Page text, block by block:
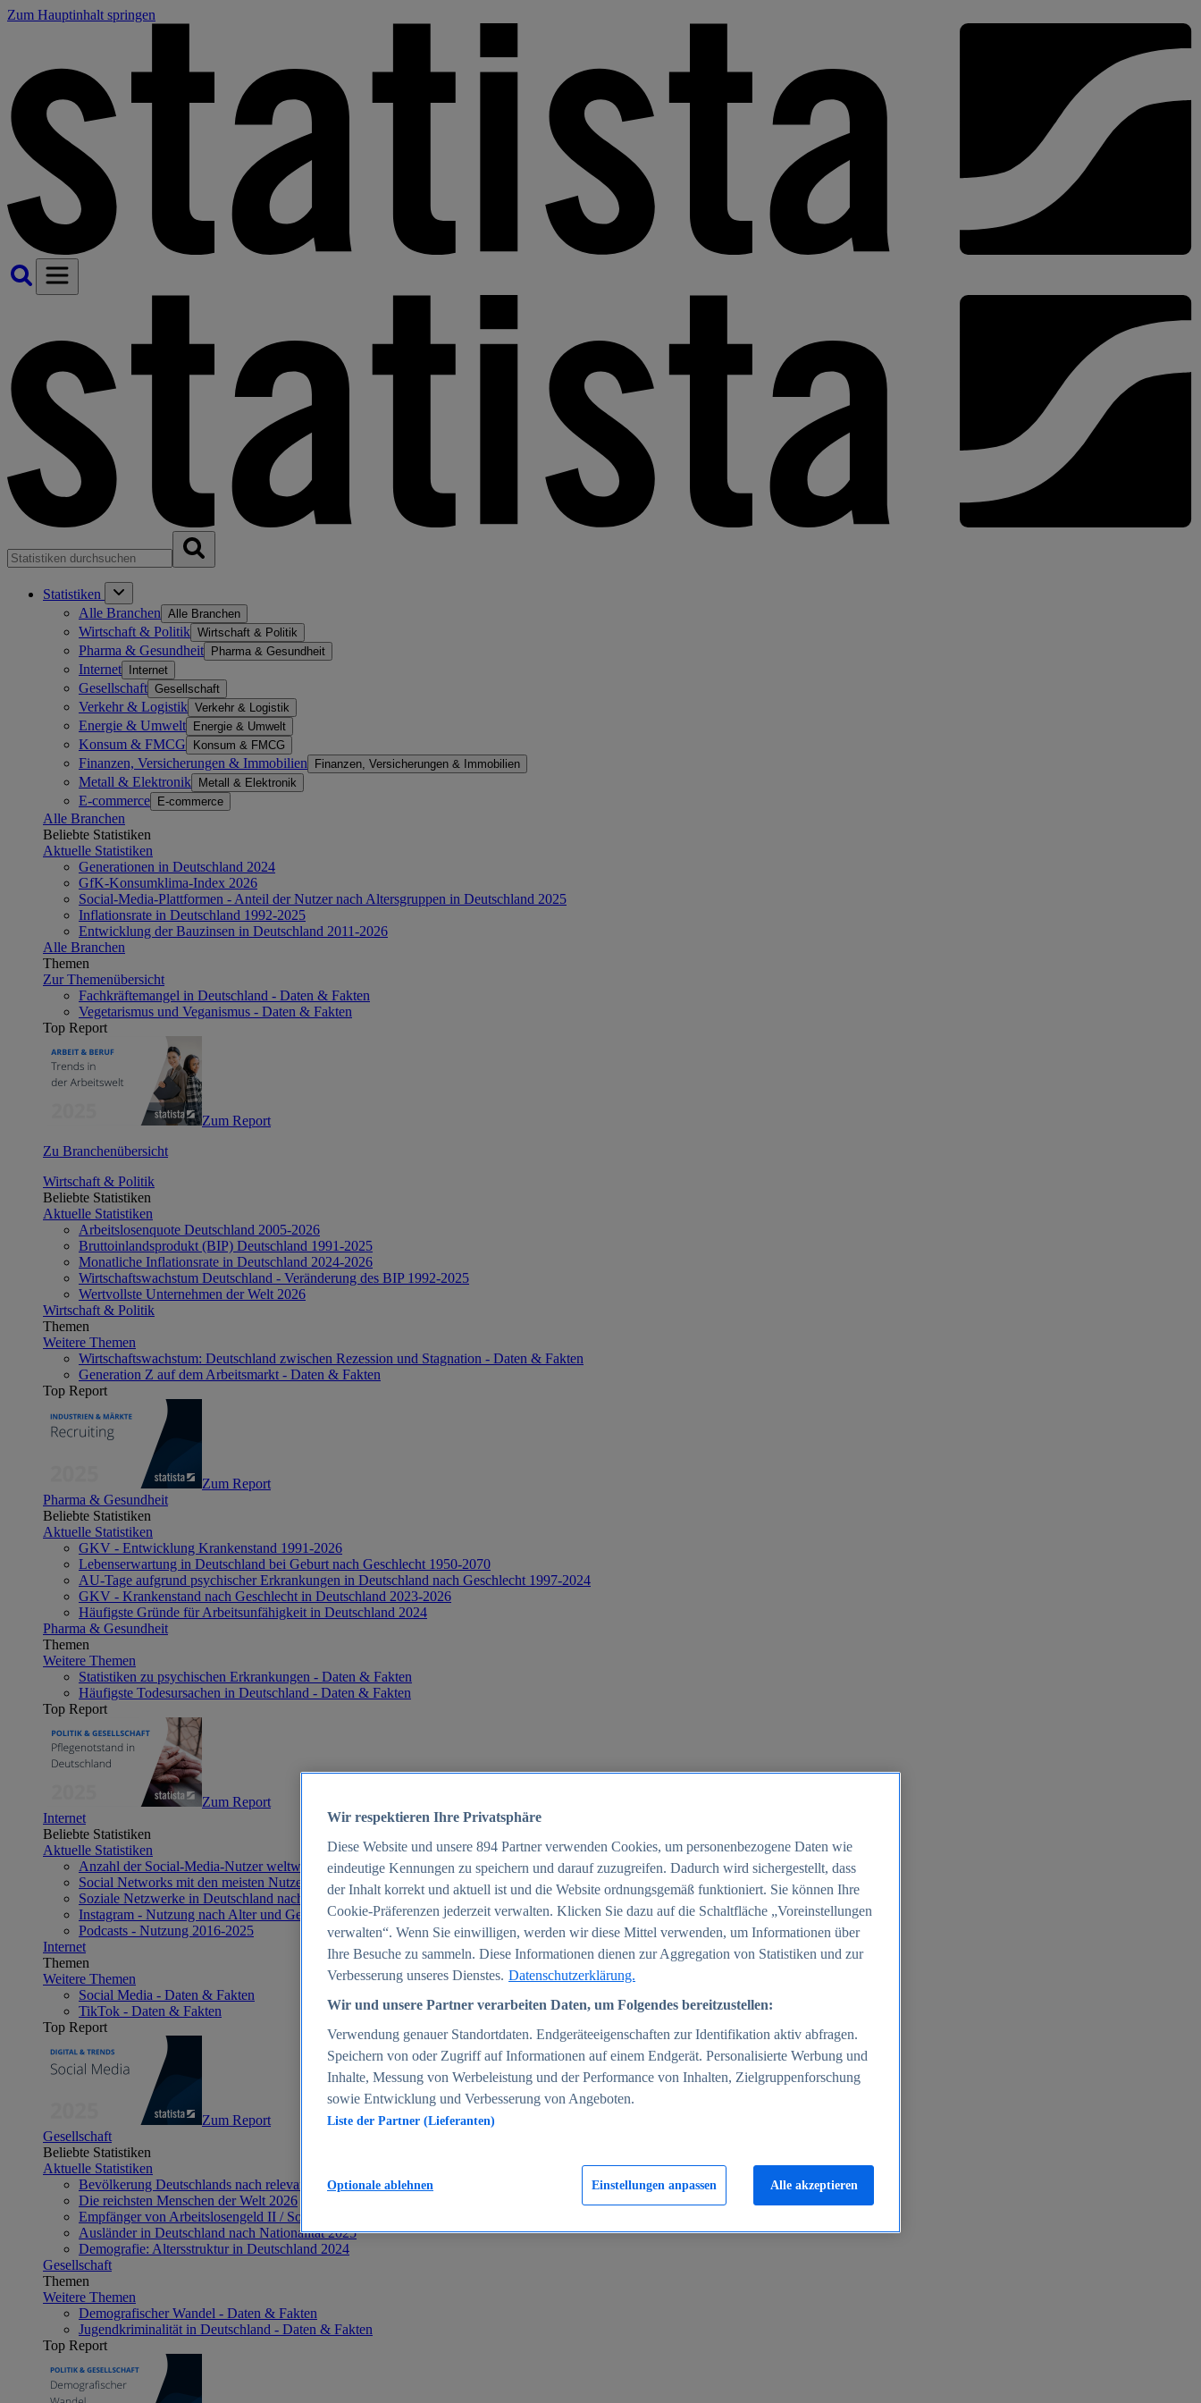
Zum Hauptinhalt springen
Statistiken
Alle Branchen Alle Branchen
Wirtschaft & Politik Wirtschaft & Politik
Pharma & Gesundheit Pharma & Gesundheit
Internet Internet
Gesellschaft Gesellschaft
Verkehr & Logistik Verkehr & Logistik
Energie & Umwelt Energie & Umwelt
Konsum & FMCG Konsum & FMCG
Finanzen, Versicherungen & Immobilien Finanzen, Versicherungen & Immobilien
Metall & Elektronik Metall & Elektronik
E-commerce E-commerce
Alle Branchen
Beliebte Statistiken
Aktuelle Statistiken
Generationen in Deutschland 2024
GfK-Konsumklima-Index 2026
Social-Media-Plattformen - Anteil der Nutzer nach Altersgruppen in Deutschland 2025
Inflationsrate in Deutschland 1992-2025
Entwicklung der Bauzinsen in Deutschland 2011-2026
Alle Branchen
Themen
Zur Themenübersicht
Fachkräftemangel in Deutschland - Daten & Fakten
Vegetarismus und Veganismus - Daten & Fakten
Top Report
Zum Report
Zu Branchenübersicht
Wirtschaft & Politik
Beliebte Statistiken
Aktuelle Statistiken
Arbeitslosenquote Deutschland 2005-2026
Bruttoinlandsprodukt (BIP) Deutschland 1991-2025
Monatliche Inflationsrate in Deutschland 2024-2026
Wirtschaftswachstum Deutschland - Veränderung des BIP 1992-2025
Wertvollste Unternehmen der Welt 2026
Wirtschaft & Politik
Themen
Weitere Themen
Wirtschaftswachstum: Deutschland zwischen Rezession und Stagnation - Daten & Fakten
Generation Z auf dem Arbeitsmarkt - Daten & Fakten
Top Report
Zum Report
Pharma & Gesundheit
Beliebte Statistiken
Aktuelle Statistiken
GKV - Entwicklung Krankenstand 1991-2026
Lebenserwartung in Deutschland bei Geburt nach Geschlecht 1950-2070
AU-Tage aufgrund psychischer Erkrankungen in Deutschland nach Geschlecht 1997-2024
GKV - Krankenstand nach Geschlecht in Deutschland 2023-2026
Häufigste Gründe für Arbeitsunfähigkeit in Deutschland 2024
Pharma & Gesundheit
Themen
Weitere Themen
Statistiken zu psychischen Erkrankungen - Daten & Fakten
Häufigste Todesursachen in Deutschland - Daten & Fakten
Top Report
Zum Report
Internet
Beliebte Statistiken
Aktuelle Statistiken
Anzahl der Social-Media-Nutzer weltweit 2012-2025
Social Networks mit den meisten Nutzern weltweit 2025
Soziale Netzwerke in Deutschland nach Generationen 2025
Instagram - Nutzung nach Alter und Geschlecht in Deutschland 2025
Podcasts - Nutzung 2016-2025
Internet
Themen
Weitere Themen
Social Media - Daten & Fakten
TikTok - Daten & Fakten
Top Report
Zum Report
Gesellschaft
Beliebte Statistiken
Aktuelle Statistiken
Bevölkerung Deutschlands nach relevanten Altersgruppen 2024
Die reichsten Menschen der Welt 2026
Empfänger von Arbeitslosengeld II / Sozialgeld / Bürgergeld in Deutschland 2005-2025
Ausländer in Deutschland nach Nationalität 2025
Demografie: Altersstruktur in Deutschland 2024
Gesellschaft
Themen
Weitere Themen
Demografischer Wandel - Daten & Fakten
Jugendkriminalität in Deutschland - Daten & Fakten
Top Report
Wir respektieren Ihre Privatsphäre
Diese Website und unsere 894 Partner verwenden Cookies, um personenbezogene Daten wie
eindeutige Kennungen zu speichern und darauf zuzugreifen. Dadurch wird sichergestellt, dass
der Inhalt korrekt und aktuell ist und die Website ordnungsgemäß funktioniert. Sie können Ihre
Cookie-Präferenzen jederzeit verwalten. Klicken Sie dazu auf die Schaltfläche „Voreinstellungen
verwalten“. Wenn Sie einwilligen, werden wir diese Mittel verwenden, um Informationen über
Ihre Besuche zu sammeln. Diese Informationen dienen zur Aggregation von Statistiken und zur
Verbesserung unseres Dienstes. Datenschutzerklärung.
Wir und unsere Partner verarbeiten Daten, um Folgendes bereitzustellen:
Verwendung genauer Standortdaten. Endgeräteeigenschaften zur Identifikation aktiv abfragen.
Speichern von oder Zugriff auf Informationen auf einem Endgerät. Personalisierte Werbung und
Inhalte, Messung von Werbeleistung und der Performance von Inhalten, Zielgruppenforschung
sowie Entwicklung und Verbesserung von Angeboten.
Liste der Partner (Lieferanten)
Einstellungen anpassen
Optionale ablehnen Alle akzeptieren